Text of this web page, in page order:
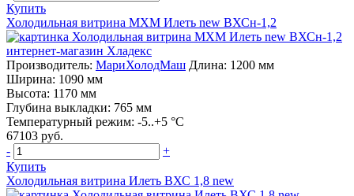
Купить
Холодильная витрина МХМ Илеть new ВХСн-1,2
Производитель: МариХолодМаш Длина: 1200 мм
Ширина: 1090 мм
Высота: 1170 мм
Глубина выкладки: 765 мм
Температурный режим: -5..+5 °C
67103 руб.
-
+
Купить
Холодильная витрина Илеть ВХС 1,8 new